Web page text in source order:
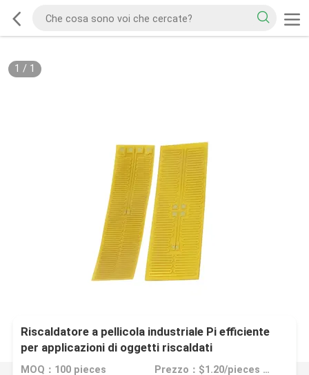
1 / 1
Riscaldatore a pellicola industriale Pi efficiente
per applicazioni di oggetti riscaldati
MOQ：100 pieces Prezzo：$1.20/pieces 100-199 pieces